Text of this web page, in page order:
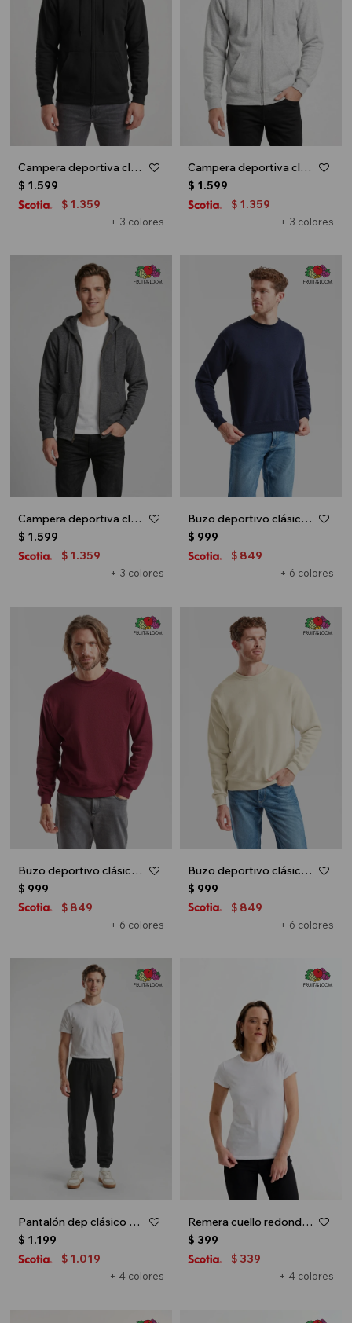
Campera deportiva clásica con capucha - UNISEX - Negro
+ 3 colores
$ 1.599
$ 1.359
Campera deportiva clásica con capucha - UNISEX - Gris melange claro
+ 3 colores
$ 1.599
$ 1.359
Campera deportiva clásica con capucha - UNISEX - Gris melange oscuro
+ 3 colores
$ 1.599
$ 1.359
Buzo deportivo clásico escote redondo - UNISEX - Azul marino
+ 6 colores
$ 999
$ 849
Buzo deportivo clásico escote redondo - UNISEX - Bordo
+ 6 colores
$ 999
$ 849
Buzo deportivo clásico escote redondo - UNISEX - Natural
+ 6 colores
$ 999
$ 849
Pantalón dep clásico c/puños elásticos - UNISEX - Negro
+ 4 colores
$ 1.199
$ 1.019
Remera cuello redondo ICONIC 150 - Blanco
+ 4 colores
$ 399
$ 339